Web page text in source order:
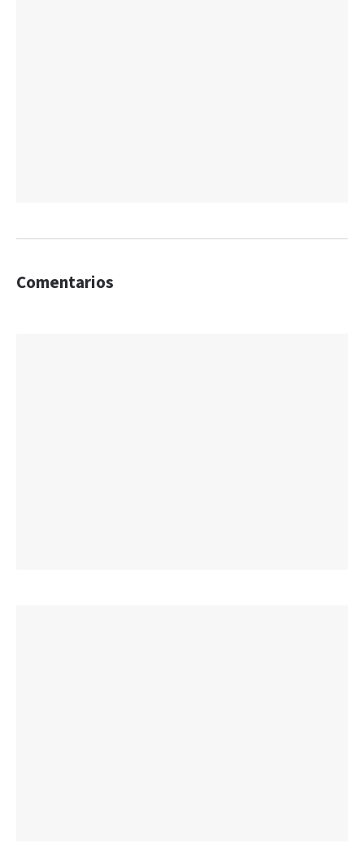
Comentarios